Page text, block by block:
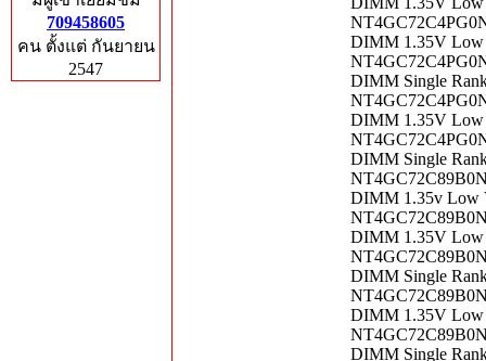
709458605
คน ตั้งแต่ กันยายน
2547
DIMM 1.35V Low
DIMM Single
DIMM 1.35V Low
DIMM Single
DIMM 1.35v Low
DIMM 1.35V Low
DIMM Single
DIMM 1.35V Low
DIMM Single